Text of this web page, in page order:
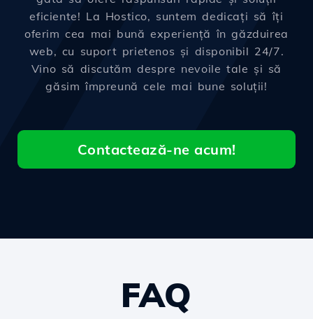
eficiente! La Hostico, suntem dedicați să îți
oferim cea mai bună experiență în găzduirea
web, cu suport prietenos și disponibil 24/7.
Vino să discutăm despre nevoile tale și să
găsim împreună cele mai bune soluții!
Contactează-ne acum!
FAQ